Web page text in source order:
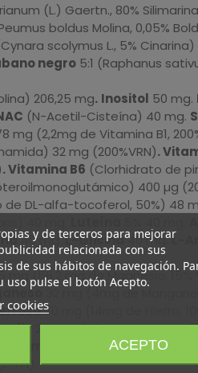
(L.) Gaertn., 80%
boldus Molina, 0,05%
scolymus L., 5%
negro 5:1 (Raphanus
206,25 mg. Inositol 50 mg.
(N-Acetil-Cisteína) 40 mg.
(2,2mg de Vitamina B1,
32 mg (200%VRN).
. Vitamina B6 (Clorhidrato de
400 µg
DL-alfa-tocoferol, 50%) 48
40 mg.L-Glicina40 mg.L-
mg (56,2 mg de Magnesio, 15%
32 mg (4mg de
70 mg (14mg de Hierro,
244 µg (110µg de Selenio,
: Estearato de
y de terceros para mejorar
relacionada con sus
de sus hábitos de navegación.
pulse el botón Acepto.
cookies
ACEPTO